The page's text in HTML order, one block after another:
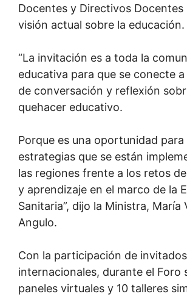
Docentes y Directivos
visión actual sobre la educación.
“La invitación es a toda la
educativa para que se conecte
de conversación y reflexión
quehacer educativo.
Porque es una oportunidad para
estrategias que se están
las regiones frente a los retos
y aprendizaje en el marco de la
Sanitaria”, dijo la Ministra, María
Angulo.
Con la participación de
internacionales, durante el Foro
paneles virtuales y 10 talleres